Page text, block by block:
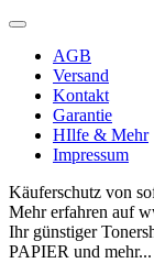
AGB
Versand
Kontakt
Garantie
HIlfe & Mehr
Impressum
Käuferschutz von
Mehr erfahren auf
Ihr günstiger
PAPIER und mehr...